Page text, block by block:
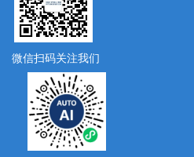
微信扫码关注我们